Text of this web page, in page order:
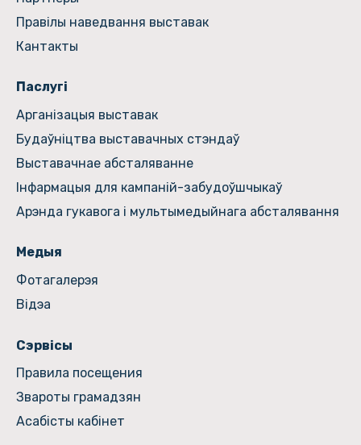
Правілы наведвання выставак
Кантакты
Паслугі
Арганізацыя выставак
Будаўніцтва выставачных стэндаў
Выставачнае абсталяванне
Інфармацыя для кампаній-забудоўшчыкаў
Арэнда гукавога і мультымедыйнага абсталявання
Медыя
Фотагалерэя
Відэа
Сэрвісы
Правила посещения
Звароты грамадзян
Асабісты кабінет